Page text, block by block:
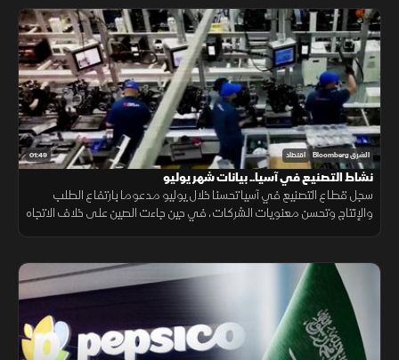
01:49 الشرق Bloomberg اقتصاد
نشاط التصنيع في آسيا.. بيانات شهر يوليو
سجل قطاع التصنيع في آسيا تحسنا خلال يوليو مدعوما بارتفاع الطلب
والإنتاج وتحسن معنويات الشركات، في حين جاءت الصين على خلاف الاتجاه